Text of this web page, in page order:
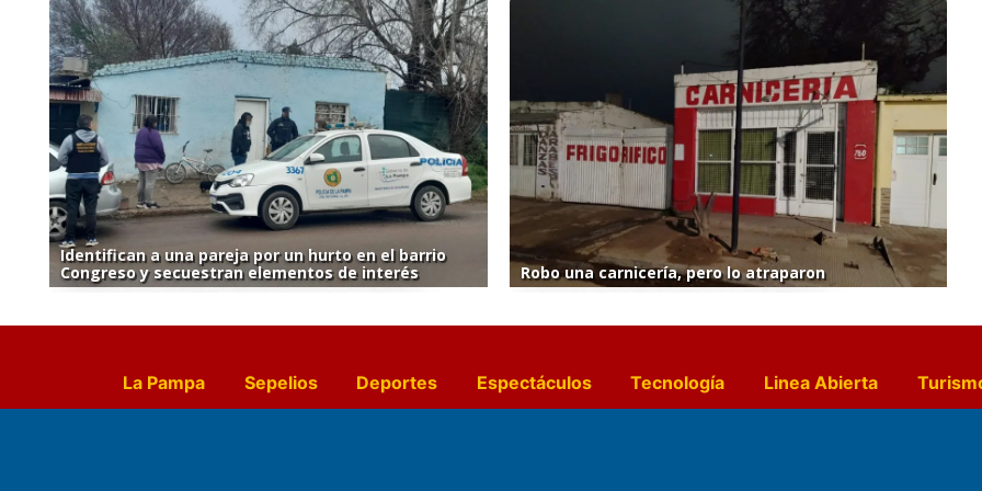
Identifican a una pareja por un hurto en el barrio
Congreso y secuestran elementos de interés
Robo una carnicería, pero lo atraparon
La Pampa Sepelios Deportes Espectáculos Tecnología Linea Abierta